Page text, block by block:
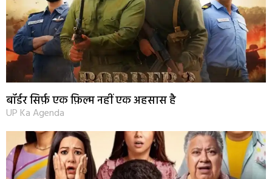
बॉर्डर सिर्फ़ एक फ़िल्म नहीं एक अहसास है
UP Ka Agenda